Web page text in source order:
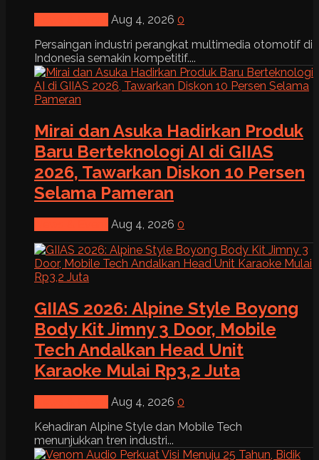
Aug 4, 2026 0
Persaingan industri perangkat multimedia otomotif di
Indonesia semakin kompetitif....
Mirai dan Asuka Hadirkan Produk
Baru Berteknologi AI di GIIAS
2026, Tawarkan Diskon 10 Persen
Selama Pameran
Aug 4, 2026 0
GIIAS 2026: Alpine Style Boyong
Body Kit Jimny 3 Door, Mobile
Tech Andalkan Head Unit
Karaoke Mulai Rp3,2 Juta
Aug 4, 2026 0
Kehadiran Alpine Style dan Mobile Tech
menunjukkan tren industri...